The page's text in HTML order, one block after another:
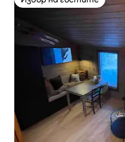
Избор на гостите